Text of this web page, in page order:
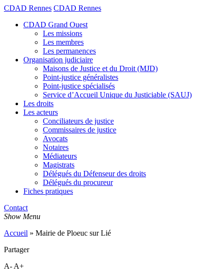
CDAD Rennes CDAD Rennes
CDAD Grand Ouest
Les missions
Les membres
Les permanences
Organisation judiciaire
Maisons de Justice et du Droit (MJD)
Point-justice généralistes
Point-justice spécialisés
Service d’Accueil Unique du Justiciable (SAUJ)
Les droits
Les acteurs
Conciliateurs de justice
Commissaires de justice
Avocats
Notaires
Médiateurs
Magistrats
Délégués du Défenseur des droits
Délégués du procureur
Fiches pratiques
Contact
Show Menu
Accueil » Mairie de Ploeuc sur Lié
Partager
A- A+